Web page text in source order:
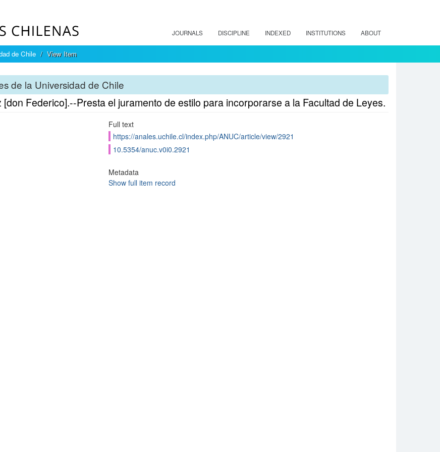
JOURNALS DISCIPLINE INDEXED INSTITUTIONS ABOUT
de Chile View Item
de la Universidad de Chile
[don Federico].--Presta el juramento de estilo para incorporarse a la Facultad de Leyes.
Full text
https://anales.uchile.cl/index.php/ANUC/article/view/2921
10.5354/anuc.v0i0.2921
Metadata
Show full item record